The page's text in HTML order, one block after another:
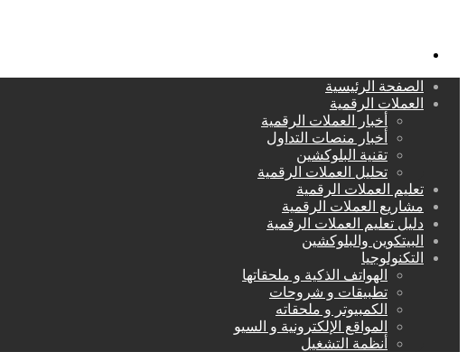
الصفحة الرئيسية
العملات الرقمية
أخبار العملات الرقمية
أخبار منصات التداول
تقنية البلوكشين
تحليل العملات الرقمية
تعليم العملات الرقمية
مشاريع العملات الرقمية
دليل تعليم العملات الرقمية
البيتكوين والبلوكشين
التكنولوجيا
الهواتف الذكية و ملحقاتها
تطبيقات و شروحات
الكمبيوتر و ملحقاته
المواقع الإلكترونية و السيو
أنظمة التشغيل